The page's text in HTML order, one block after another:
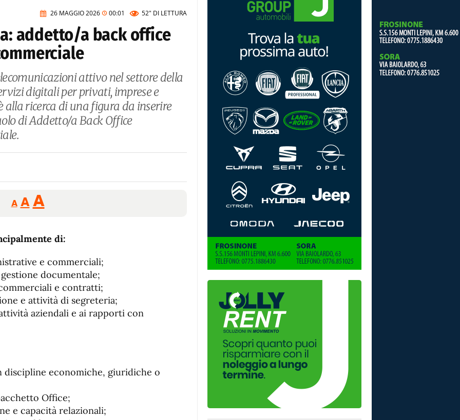
26 MAGGIO 2026 00:01 52" DI LETTURA
addetto/a back office
attivo nel settore della
digitali per privati, imprese e
alla ricerca di una figura da inserire
di Addetto/a Back Office
A
Reducir
tamaño
A Restablecer
tamaño
de
fuente
AAumentar
de
fuente.
di:
e commerciali;
documentale;
e contratti;
e attività di segreteria;
aziendali e ai rapporti con
discipline economiche, giuridiche o
Office;
e capacità relazionali;